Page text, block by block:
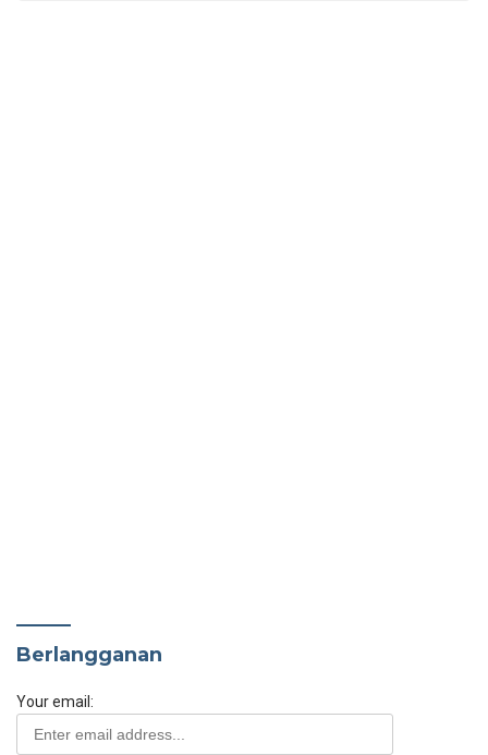
Berlangganan
Your email: